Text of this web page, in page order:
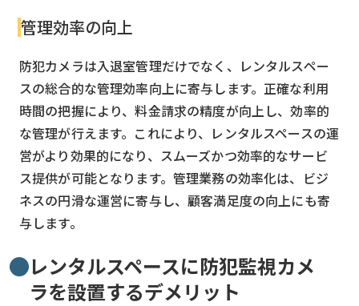
管理効率の向上
防犯カメラは入退室管理だけでなく、レンタルスペー
スの総合的な管理効率向上に寄与します。正確な利用
時間の把握により、料金請求の精度が向上し、効率的
な管理が行えます。これにより、レンタルスペースの運
営がより効果的になり、スムーズかつ効率的なサービ
ス提供が可能となります。管理業務の効率化は、ビジ
ネスの円滑な運営に寄与し、顧客満足度の向上にも寄
与します。
レンタルスペースに防犯監視カメ
ラを設置するデメリット